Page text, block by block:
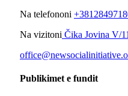
Na telefononi
Na vizitoni Čika Jovina V/
Publikimet e fundit